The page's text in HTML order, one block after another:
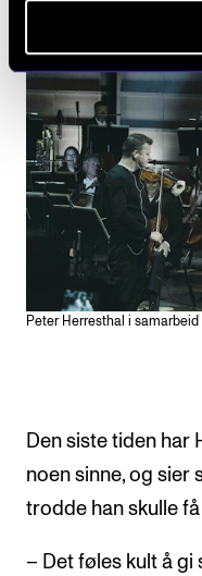
Peter Herresthal i
Den siste tiden har
noen sinne, og sier
trodde han skulle få
– Det føles kult å gi